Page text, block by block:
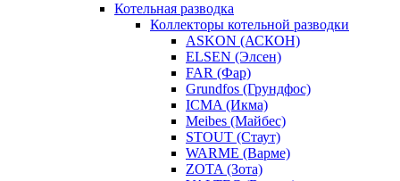
Котельная разводка
Коллекторы котельной разводки
ASKON (АСКОН)
ELSEN (Элсен)
FAR (Фар)
Grundfos (Грундфос)
ICMA (Икма)
Meibes (Майбес)
STOUT (Стаут)
WARME (Варме)
ZOTA (Зота)